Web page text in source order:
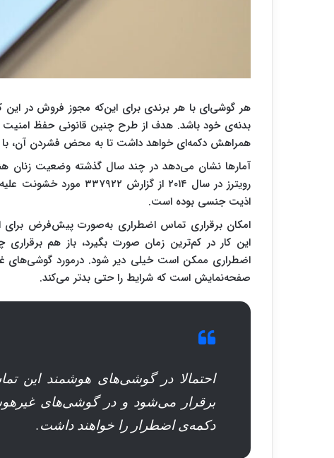
هر گوشی‌ای با هر برندی برای این‌که مجوز فروش در این
بدنه‌ی خود باشد. هدف از طرح چنین قانونی حفظ امنیت
همراهش دکمه‌ای خواهد داشت تا به محض فشردن آن، با
آمارها نشان می‌دهد در چند سال گذشته وضعیت زنان
اذیت جنسی بوده است.
امکان برقراری تماس اضطراری به‌صورت پیش‌فرض
این کار در کم‌ترین زمان صورت بگیرد، باز هم
اضطراری ممکن است خیلی دیر شود. درمورد گوشی‌های
صفحه‌نمایش است که شرایط را حتی بدتر می‌کند.
دکمه‌ی اضطرار را خواهند داشت.